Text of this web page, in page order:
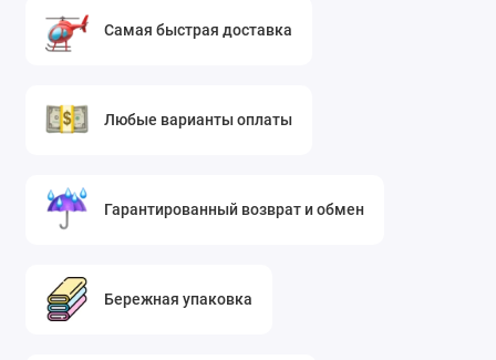
Самая быстрая доставка
Любые варианты оплаты
Гарантированный возврат и обмен
Бережная упаковка